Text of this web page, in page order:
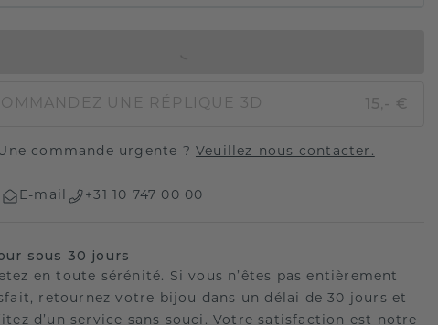
UNE RÉPLIQUE 3D 15,- €
commande urgente ? Veuillez-nous contacter.
E-mail +31 10 747 00 00
sous 30 jours
en toute sérénité. Si vous n’êtes pas entièrement
retournez votre bijou dans un délai de 30 jours et
d’un service sans souci. Votre satisfaction est notre